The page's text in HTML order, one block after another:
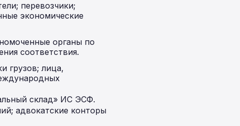
перевозчики;
экономические
органы по
соответствия.
грузов; лица,
склад» ИС ЭСФ.
адвокатские конторы